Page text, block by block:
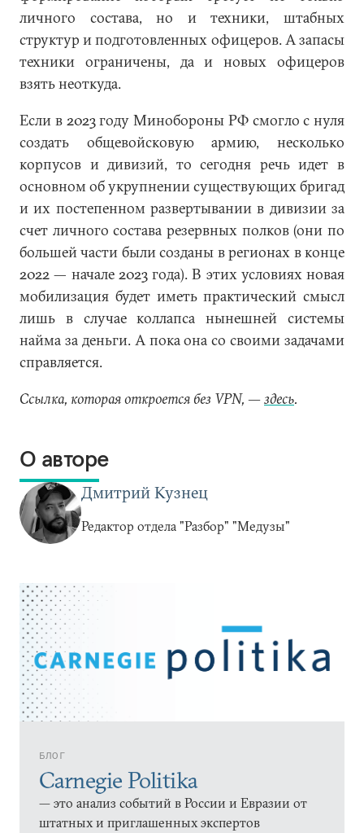
БЛОГ
Carnegie Politika
— это анализ событий в России и Евразии от
штатных и приглашенных экспертов
личного состава, но и техники, штабных
структур и подготовленных офицеров. А запасы
техники ограничены, да и новых офицеров
взять неоткуда.
Если в 2023 году Минобороны РФ смогло с нуля
создать общевойсковую армию, несколько
корпусов и дивизий, то сегодня речь идет в
основном об укрупнении существующих бригад
и их постепенном развертывании в дивизии за
счет личного состава резервных полков (они по
большей части были созданы в регионах в конце
2022 — начале 2023 года). В этих условиях новая
мобилизация будет иметь практический смысл
лишь в случае коллапса нынешней системы
найма за деньги. А пока она со своими задачами
справляется.
Ссылка, которая откроется без VPN, —здесь.
О авторе
Дмитрий Кузнец
Редактор отдела "Разбор" "Медузы"